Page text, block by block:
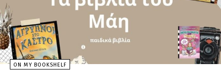
ON MY BOOKSHELF